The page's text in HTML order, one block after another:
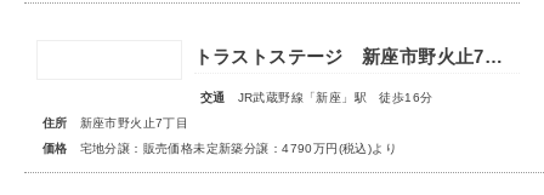
トラストステージ 新座市野火止7丁目51期 全26区画◆第1期分譲3次販売 宅地分譲 販売予告◆◆第2期分譲1次販売 新築分譲住宅 販売開始◆
交通
JR武蔵野線「新座」駅 徒歩16分
住所
新座市野火止7丁目
価格
宅地分譲：販売価格未定新築分譲：4790万円(税込)より